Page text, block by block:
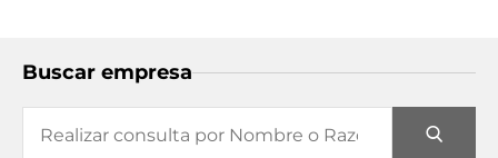
Buscar empresa